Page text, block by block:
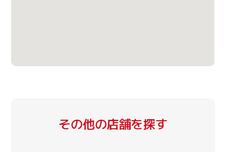
その他の店舗を探す